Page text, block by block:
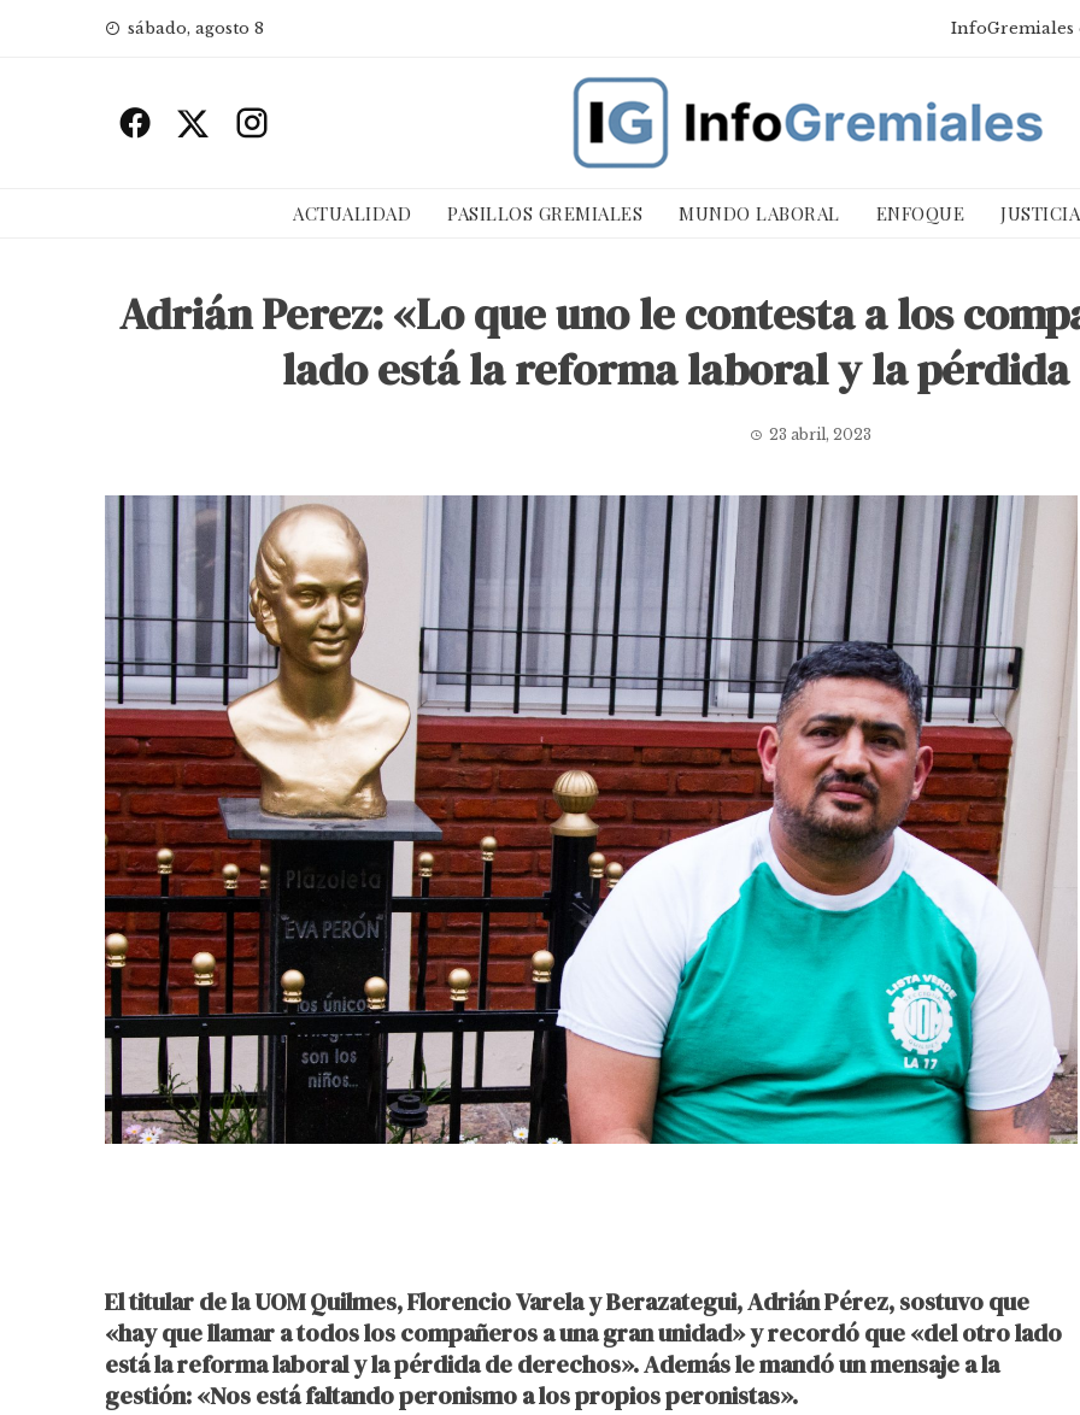
sábado, agosto 8 InfoGremiales
ACTUALIDAD PASILLOS GREMIALES MUNDO LABORAL ENFOQUE
Adrián Perez: «Lo que uno le contesta a los
lado está la reforma laboral y la pérdida
23 abril, 2023
El titular de la UOM Quilmes, Florencio Varela y Berazategui, Adrián Pérez, sostuvo que
«hay que llamar a todos los compañeros a una gran unidad» y recordó que «del otro lado
está la reforma laboral y la pérdida de derechos». Además le mandó un mensaje a la
gestión: «Nos está faltando peronismo a los propios peronistas».